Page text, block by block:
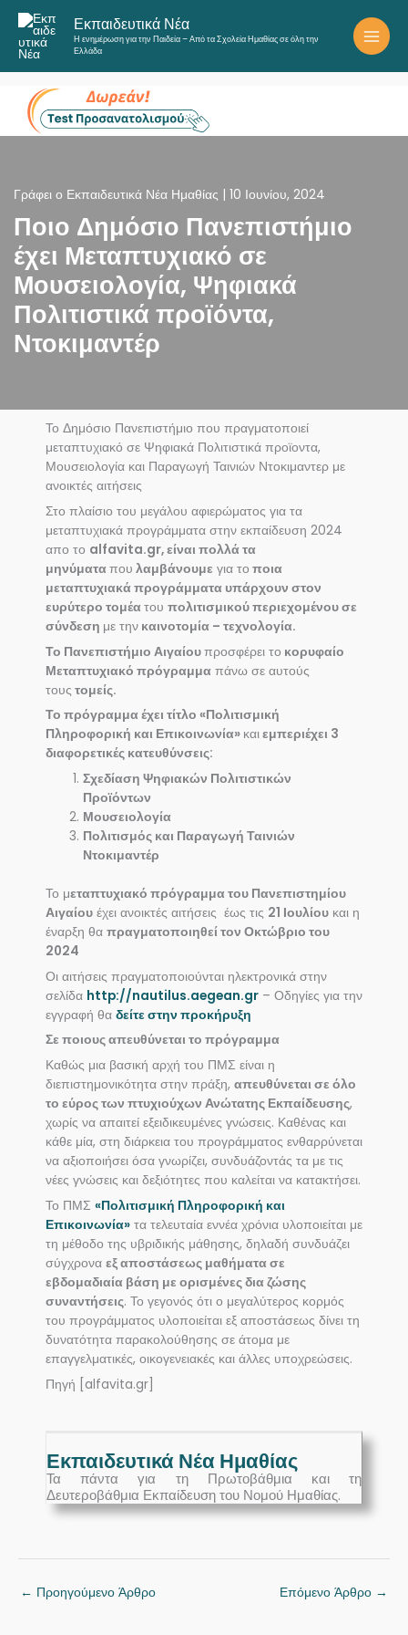
Μετάβαση
στο
περιεχόμενο
Εκπαιδευτικά Νέα
Η ενημέρωση για την Παιδεία – Από τα Σχολεία Ημαθίας σε όλη την
Ελλάδα
Γράφει ο Εκπαιδευτικά Νέα Ημαθίας 10 Ιουνίου, 2024
Ποιο Δημόσιο Πανεπιστήμιο
έχει Μεταπτυχιακό σε
Μουσειολογία, Ψηφιακά
Πολιτιστικά προϊόντα,
Ντοκιμαντέρ
Το Δημόσιο Πανεπιστήμιο που πραγματοποιεί
μεταπτυχιακό σε Ψηφιακά Πολιτιστικά προϊοντα,
Μουσειολογία και Παραγωγή Ταινιών Ντοκιμαντερ με
ανοικτές αιτήσεις
Στο πλαίσιο του μεγάλου αφιερώματος για τα
μεταπτυχιακά προγράμματα στην εκπαίδευση 2024
απο το alfavita.gr, είναι πολλά τα
μηνύματαπου λαμβάνουμε για το ποια
μεταπτυχιακά προγράμματα υπάρχουν στον
ευρύτερο τομέατου πολιτισμικού περιεχομένου σε
σύνδεση με την καινοτομία – τεχνολογία.
Το Πανεπιστήμιο Αιγαίουπροσφέρει το κορυφαίο
Μεταπτυχιακό πρόγραμμα πάνω σε αυτούς
τους τομείς.
Το πρόγραμμα έχει τίτλο «Πολιτισμική
Πληροφορική και Επικοινωνία» καιεμπεριέχει 3
διαφορετικές κατευθύνσεις:
Σχεδίαση Ψηφιακών Πολιτιστικών
Προϊόντων
Μουσειολογία
Πολιτισμός και Παραγωγή Ταινιών
Ντοκιμαντέρ
Το μεταπτυχιακό πρόγραμμα του Πανεπιστημίου
Αιγαίου έχει ανοικτές αιτήσεις έως τις 21 Ιουλίου και η
έναρξη θα πραγματοποιηθεί τον Οκτώβριο του
2024
Οι αιτήσεις πραγματοποιούνται ηλεκτρονικά στην
σελίδα http://nautilus.aegean.gr – Οδηγίες για την
εγγραφή θα δείτε στην προκήρυξη
Σε ποιους απευθύνεται το πρόγραμμα
Καθώς μια βασική αρχή του ΠΜΣ είναι η
διεπιστημονικότητα στην πράξη, απευθύνεται σε όλο
το εύρος των πτυχιούχων Ανώτατης Εκπαίδευσης,
χωρίς να απαιτεί εξειδικευμένες γνώσεις. Καθένας και
κάθε μία, στη διάρκεια του προγράμματος ενθαρρύνεται
να αξιοποιήσει όσα γνωρίζει, συνδυάζοντάς τα με τις
νέες γνώσεις και δεξιότητες που καλείται να κατακτήσει.
Το ΠΜΣ «Πολιτισμική Πληροφορική και
Επικοινωνία» τα τελευταία εννέα χρόνια υλοποιείται με
τη μέθοδο της υβριδικής μάθησης, δηλαδή συνδυάζει
σύγχρονα εξ αποστάσεως μαθήματα σε
εβδομαδιαία βάση με ορισμένες δια ζώσης
συναντήσεις. Το γεγονός ότι ο μεγαλύτερος κορμός
του προγράμματος υλοποιείται εξ αποστάσεως δίνει τη
δυνατότητα παρακολούθησης σε άτομα με
επαγγελματικές, οικογενειακές και άλλες υποχρεώσεις.
Πηγή [alfavita.gr]
Εκπαιδευτικά Νέα Ημαθίας
Τα πάντα για τη Πρωτοβάθμια και τη
Δευτεροβάθμια Εκπαίδευση του Νομού Ημαθίας.
← Προηγούμενο Άρθρο Επόμενο Άρθρο →